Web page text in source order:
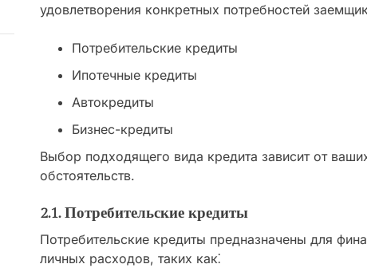
удовлетворения конкретных потребностей
Потребительские кредиты
Ипотечные кредиты
Автокредиты
Бизнес-кредиты
Выбор подходящего вида кредита зависит от
обстоятельств.
2.1. Потребительские кредиты
Потребительские кредиты предназначены для
личных расходов, таких как⁚